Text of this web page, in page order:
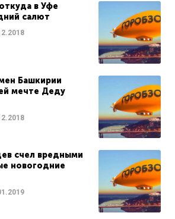
в Уфе
салют
Башкирии
мечте Деду
счел вредными
новогодние